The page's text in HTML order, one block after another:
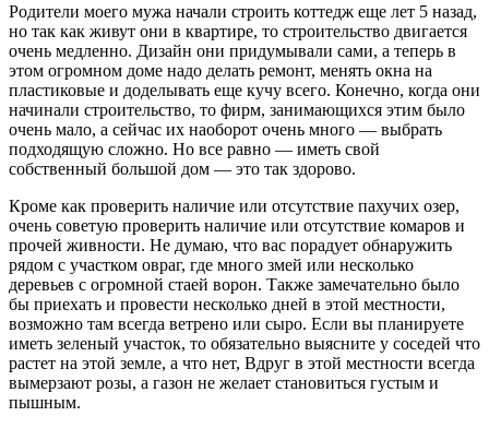
Родители моего мужа начали строить коттедж еще лет 5 назад,
но так как живут они в квартире, то строительство двигается
очень медленно. Дизайн они придумывали сами, а теперь в
этом огромном доме надо делать ремонт, менять окна на
пластиковые и доделывать еще кучу всего. Конечно, когда они
начинали строительство, то фирм, занимающихся этим было
очень мало, а сейчас их наоборот очень много — выбрать
подходящую сложно. Но все равно — иметь свой
собственный большой дом — это так здорово.
Кроме как проверить наличие или отсутствие пахучих озер,
очень советую проверить наличие или отсутствие комаров и
прочей живности. Не думаю, что вас порадует обнаружить
рядом с участком овраг, где много змей или несколько
деревьев с огромной стаей ворон. Также замечательно было
бы приехать и провести несколько дней в этой местности,
возможно там всегда ветрено или сыро. Если вы планируете
иметь зеленый участок, то обязательно выясните у соседей что
растет на этой земле, а что нет, Вдруг в этой местности всегда
вымерзают розы, а газон не желает становиться густым и
пышным.